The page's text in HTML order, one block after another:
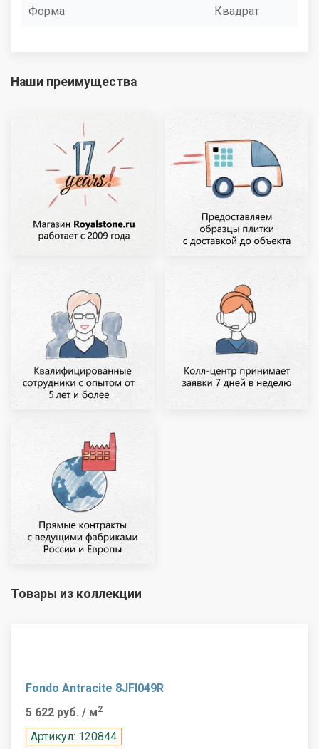
Форма Квадрат
Наши преимущества
Товары из коллекции
Fondo Antracite 8JFI049R
5 622 руб. / м2
Артикул: 120844